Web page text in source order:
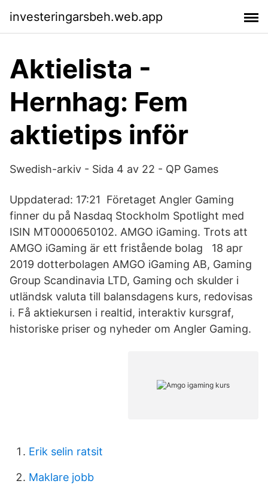
investeringarsbeh.web.app
Aktielista -
Hernhag: Fem
aktietips inför
Swedish-arkiv - Sida 4 av 22 - QP Games
Uppdaterad: 17:21 Företaget Angler Gaming
finner du på Nasdaq Stockholm Spotlight med
ISIN MT0000650102. AMGO iGaming. Trots att
AMGO iGaming är ett fristående bolag 18 apr
2019 dotterbolagen AMGO iGaming AB, Gaming
Group Scandinavia LTD, Gaming och skulder i
utländsk valuta till balansdagens kurs, redovisas
i. Få aktiekursen i realtid, interaktiv kursgraf,
historiske priser og nyheder om Angler Gaming.
Erik selin ratsit
Maklare jobb